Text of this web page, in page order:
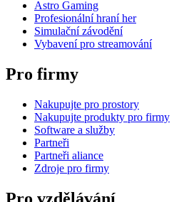
Astro Gaming
Profesionální hraní her
Simulační závodění
Vybavení pro streamování
Pro firmy
Nakupujte pro prostory
Nakupujte produkty pro firmy
Software a služby
Partneři
Partneři aliance
Zdroje pro firmy
Pro vzdělávání